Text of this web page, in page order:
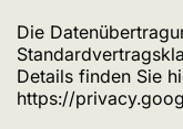
Die
Details finden Sie
https://